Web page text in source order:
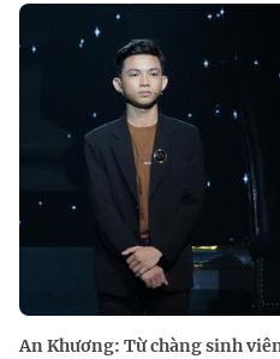
An Khương: Từ chàng sinh